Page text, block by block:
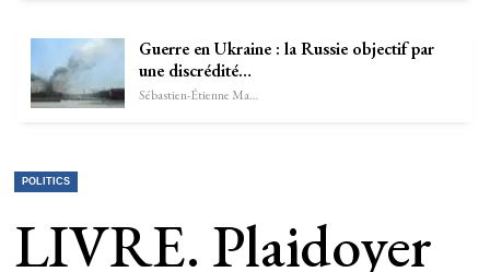
Guerre en Ukraine : la Russie objectif par
une discrédité…
Sébastien-Étienne Marechal
POLITICS
LIVRE. Plaidoyer